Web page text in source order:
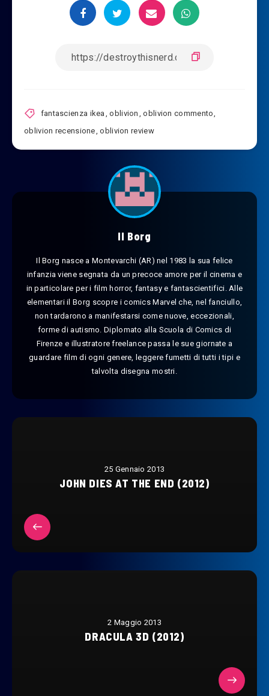
fantascienza ikea ,oblivion ,oblivion commento,
oblivion recensione ,oblivion review
Il Borg
Il Borg nasce a Montevarchi (AR) nel 1983 la sua felice
infanzia viene segnata da un precoce amore per il cinema e
in particolare per i film horror, fantasy e fantascientifici. Alle
elementari il Borg scopre i comics Marvel che, nel fanciullo,
non tardarono a manifestarsi come nuove, eccezionali,
forme di autismo. Diplomato alla Scuola di Comics di
Firenze e illustratore freelance passa le sue giornate a
guardare film di ogni genere, leggere fumetti di tutti i tipi e
talvolta disegna mostri.
25 Gennaio 2013
JOHN DIES AT THE END (2012)
2 Maggio 2013
DRACULA 3D (2012)